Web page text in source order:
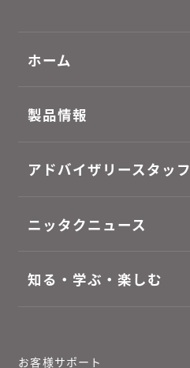
ホーム
製品情報
アドバイザリースタッフ
ニッタクニュース
知る・学ぶ・楽しむ
お客様サポート